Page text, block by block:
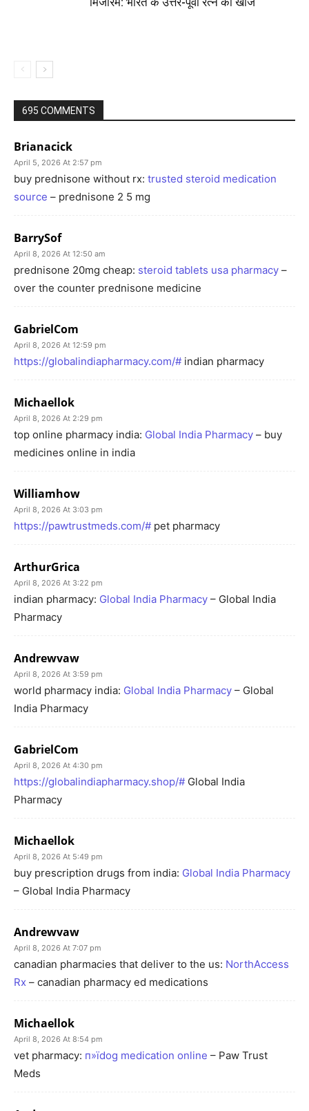
695 COMMENTS
Brianacick
April 5, 2026 At 2:57 pm
buy prednisone without rx: trusted steroid medication
source – prednisone 2 5 mg
BarrySof
April 8, 2026 At 12:50 am
prednisone 20mg cheap: steroid tablets usa pharmacy –
over the counter prednisone medicine
GabrielCom
April 8, 2026 At 12:59 pm
https://globalindiapharmacy.com/# indian pharmacy
Michaellok
April 8, 2026 At 2:29 pm
top online pharmacy india: Global India Pharmacy – buy
medicines online in india
Williamhow
April 8, 2026 At 3:03 pm
https://pawtrustmeds.com/# pet pharmacy
ArthurGrica
April 8, 2026 At 3:22 pm
indian pharmacy: Global India Pharmacy – Global India
Pharmacy
Andrewvaw
April 8, 2026 At 3:59 pm
world pharmacy india: Global India Pharmacy – Global
India Pharmacy
GabrielCom
April 8, 2026 At 4:30 pm
https://globalindiapharmacy.shop/# Global India
Pharmacy
Michaellok
April 8, 2026 At 5:49 pm
buy prescription drugs from india: Global India Pharmacy
– Global India Pharmacy
Andrewvaw
April 8, 2026 At 7:07 pm
canadian pharmacies that deliver to the us: NorthAccess
Rx – canadian pharmacy ed medications
Michaellok
April 8, 2026 At 8:54 pm
vet pharmacy: п»їdog medication online – Paw Trust
Meds